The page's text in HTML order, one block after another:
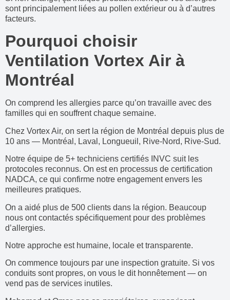
sont principalement liées au pollen extérieur ou à d’autres
facteurs.
Pourquoi choisir
Ventilation Vortex Air à
Montréal
On comprend les allergies parce qu’on travaille avec des
familles qui en souffrent chaque semaine.
Chez Vortex Air, on sert la région de Montréal depuis plus de
10 ans — Montréal, Laval, Longueuil, Rive-Nord, Rive-Sud.
Notre équipe de 5+ techniciens certifiés INVC suit les
protocoles reconnus. On est en processus de certification
NADCA, ce qui confirme notre engagement envers les
meilleures pratiques.
On a aidé plus de 500 clients dans la région. Beaucoup
nous ont contactés spécifiquement pour des problèmes
d’allergies.
Notre approche est humaine, locale et transparente.
On commence toujours par une inspection gratuite. Si vos
conduits sont propres, on vous le dit honnêtement — on
vend pas de services inutiles.